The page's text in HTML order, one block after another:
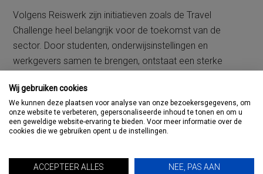
Volgens Reiswerk zijn initiatieven zoals de Travel
Challenge heel belangrijk voor de toekomst van de
sector. Door studenten, onderwijsinstellingen en
werkgevers samen te brengen, ontstaat een sterke
krijgen jonge professionals de kans om hun talenten te
ontdekken en direct in contact te komen met potentiële
werkgevers.
ANVR, Visit Wallonia en diverse andere reisorganisaties
Wij gebruiken cookies
We kunnen deze plaatsen voor analyse van onze bezoekersgegevens, om
onze website te verbeteren, gepersonaliseerde inhoud te tonen en om u
een geweldige website-ervaring te bieden. Voor meer informatie over de
cookies die we gebruiken opent u de instellingen.
ACCEPTEER ALLES NEE, PAS AAN